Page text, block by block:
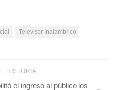
Televisor Inalámbrico
HISTORIA
el ingreso al público los